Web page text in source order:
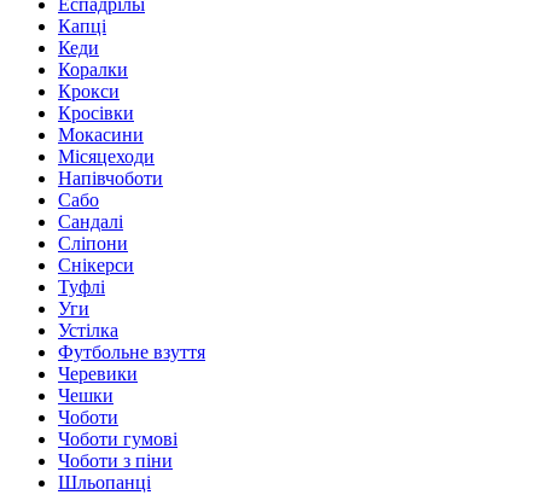
Еспадрільї
Капці
Кеди
Коралки
Крокси
Кросівки
Мокасини
Місяцеходи
Напівчоботи
Сабо
Сандалі
Сліпони
Снікерси
Туфлі
Уги
Устілка
Футбольне взуття
Черевики
Чешки
Чоботи
Чоботи гумові
Чоботи з піни
Шльопанці